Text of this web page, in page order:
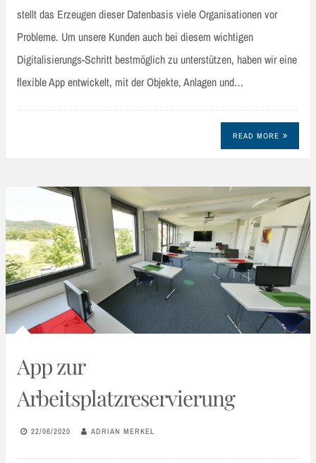
stellt das Erzeugen dieser Datenbasis viele Organisationen vor
Probleme. Um unsere Kunden auch bei diesem wichtigen
Digitalisierungs-Schritt bestmöglich zu unterstützen, haben wir eine
flexible App entwickelt, mit der Objekte, Anlagen und…
READ MORE
App zur
Arbeitsplatzreservierung
22/06/2020 ADRIAN MERKEL